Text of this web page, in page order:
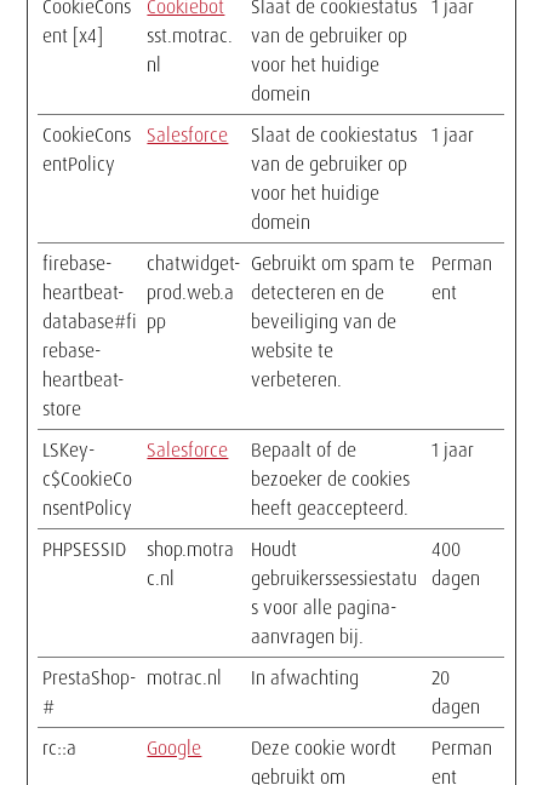
CookieCons
ent [x4]
Cookiebot
sst.motrac.
nl
Slaat de cookiestatus
van de gebruiker op
voor het huidige
domein
1 jaar
CookieCons
entPolicy
Salesforce
Slaat de cookiestatus
van de gebruiker op
voor het huidige
domein
1 jaar
firebase-
heartbeat-
database#fi
rebase-
heartbeat-
store
chatwidget-
prod.web.a
pp
Gebruikt om spam te
detecteren en de
beveiliging van de
website te
verbeteren.
Perman
ent
LSKey-
c$CookieCo
nsentPolicy
Salesforce
Bepaalt of de
bezoeker de cookies
heeft geaccepteerd.
1 jaar
PHPSESSID
shop.motra
c.nl
Houdt
gebruikerssessiestatu
s voor alle pagina-
aanvragen bij.
400
dagen
PrestaShop-
#
motrac.nl In afwachting
20
dagen
rc::a
Google
Deze cookie wordt
gebruikt om
Perman
ent